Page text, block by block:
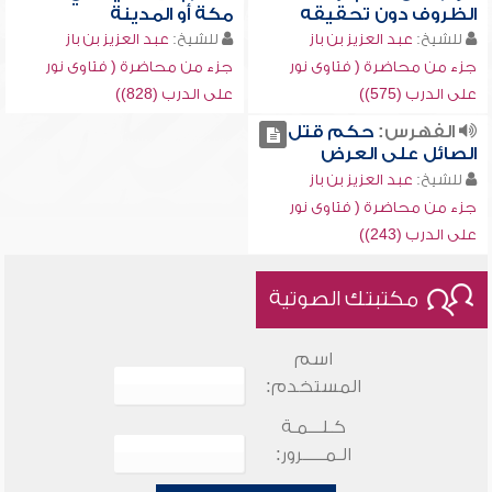
الظروف دون تحقيقه
للشيخ: عبد العزيز بن باز
جزء من محاضرة ( فتاوى نور
على الدرب (575))
مكة أو المدينة
للشيخ: عبد العزيز بن باز
جزء من محاضرة ( فتاوى نور
على الدرب (828))
الفهرس:حكم قتل
الصائل على العرض
للشيخ: عبد العزيز بن باز
جزء من محاضرة ( فتاوى نور
على الدرب (243))
مكتبتك الصوتية
اسم
المستخدم:
كـلـــمـة
الـمـــــرور: